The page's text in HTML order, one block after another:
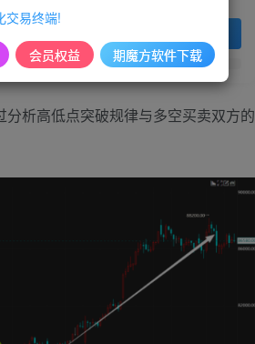
析高低点突破规律与多空买卖双方的
交易终端!
会员权益 期魔方软件下载